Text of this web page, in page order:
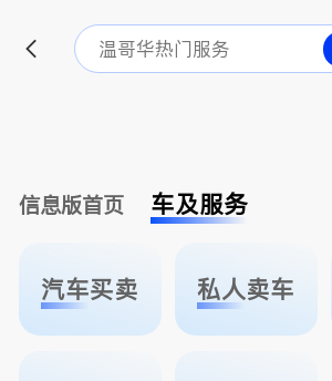
信息版首页 车及服务
汽车买卖 私人卖车